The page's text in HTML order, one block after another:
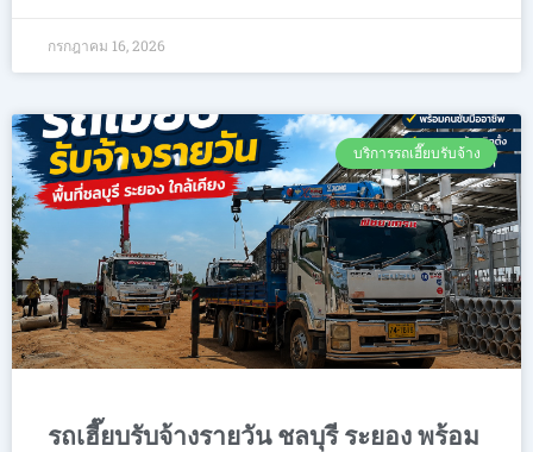
กรกฎาคม 16, 2026
บริการรถเฮี๊ยบรับจ้าง
รถเฮี๊ยบรับจ้างรายวัน ชลบุรี ระยอง พร้อม